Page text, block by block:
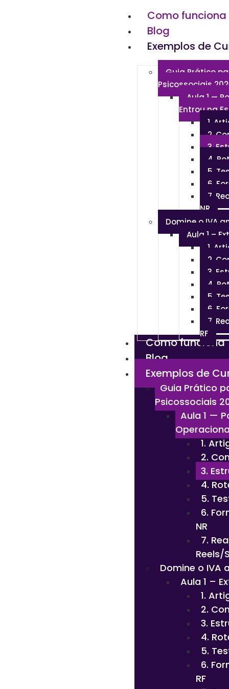
Como funciona
Blog
Exemplos de
Guia Prático
Psicossociais
Aula 1 —
Entrou na
1.
2.
3.
4.
5.
6.
7.
NR
Domine o IVA
Aula 1 –
1.
2.
3.
4.
5.
6.
7.
RF
Como funciona
Blog
Exemplos de
Guia Prático
Psicossociais
Aula 1 —
1.
2.
3.
4.
5.
6.
NR
7.
Reels/
Domine o IVA
Aula 1 –
1.
2.
3.
4.
5.
6.
RF